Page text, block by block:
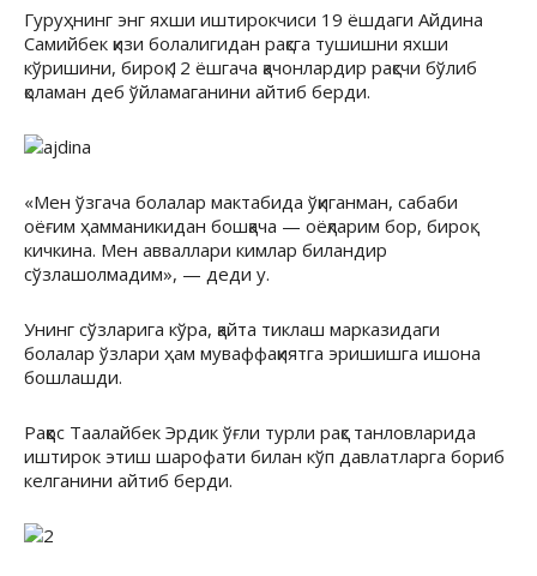
Гуруҳнинг энг яхши иштирокчиси 19 ёшдаги Айдина
Самийбек қизи болалигидан рақсга тушишни яхши
кўришини, бироқ 12 ёшгача қачонлардир рақсчи бўлиб
қоламан деб ўйламаганини айтиб берди.
«Мен ўзгача болалар мактабида ўқиганман, сабаби
оёғим ҳамманикидан бошқача — оёқларим бор, бироқ
кичкина. Мен авваллари кимлар биландир
сўзлашолмадим», — деди у.
Унинг сўзларига кўра, қайта тиклаш марказидаги
болалар ўзлари ҳам муваффақиятга эришишга ишона
бошлашди.
Раққос Таалайбек Эрдик ўғли турли рақс танловларида
иштирок этиш шарофати билан кўп давлатларга бориб
келганини айтиб берди.